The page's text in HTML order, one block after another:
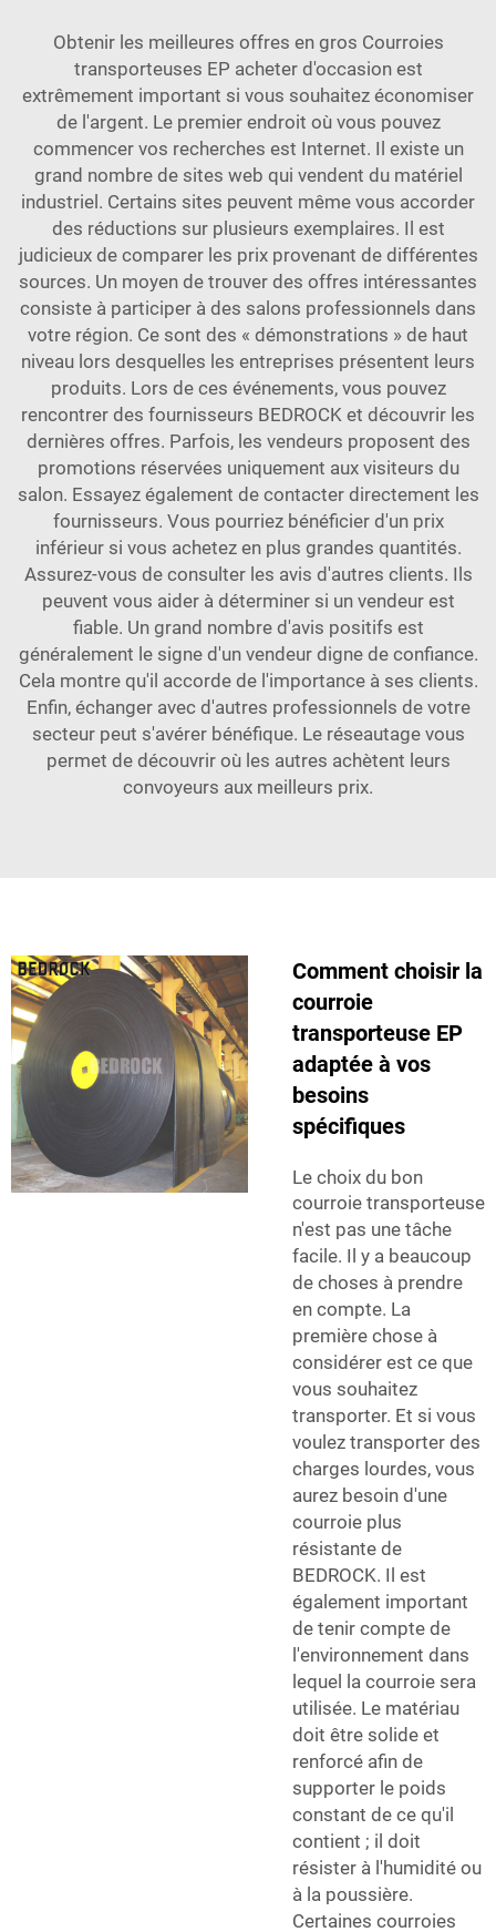
Obtenir les meilleures offres en gros Courroies
transporteuses EP acheter d'occasion est
extrêmement important si vous souhaitez économiser
de l'argent. Le premier endroit où vous pouvez
commencer vos recherches est Internet. Il existe un
grand nombre de sites web qui vendent du matériel
industriel. Certains sites peuvent même vous accorder
des réductions sur plusieurs exemplaires. Il est
judicieux de comparer les prix provenant de différentes
sources. Un moyen de trouver des offres intéressantes
consiste à participer à des salons professionnels dans
votre région. Ce sont des « démonstrations » de haut
niveau lors desquelles les entreprises présentent leurs
produits. Lors de ces événements, vous pouvez
rencontrer des fournisseurs BEDROCK et découvrir les
dernières offres. Parfois, les vendeurs proposent des
promotions réservées uniquement aux visiteurs du
salon. Essayez également de contacter directement les
fournisseurs. Vous pourriez bénéficier d'un prix
inférieur si vous achetez en plus grandes quantités.
Assurez-vous de consulter les avis d'autres clients. Ils
peuvent vous aider à déterminer si un vendeur est
fiable. Un grand nombre d'avis positifs est
généralement le signe d'un vendeur digne de confiance.
Cela montre qu'il accorde de l'importance à ses clients.
Enfin, échanger avec d'autres professionnels de votre
secteur peut s'avérer bénéfique. Le réseautage vous
permet de découvrir où les autres achètent leurs
convoyeurs aux meilleurs prix.
Comment choisir la
courroie
transporteuse EP
adaptée à vos
besoins
spécifiques
Le choix du bon
courroie transporteuse
n'est pas une tâche
facile. Il y a beaucoup
de choses à prendre
en compte. La
première chose à
considérer est ce que
vous souhaitez
transporter. Et si vous
voulez transporter des
charges lourdes, vous
aurez besoin d'une
courroie plus
résistante de
BEDROCK. Il est
également important
de tenir compte de
l'environnement dans
lequel la courroie sera
utilisée. Le matériau
doit être solide et
renforcé afin de
supporter le poids
constant de ce qu'il
contient ; il doit
résister à l'humidité ou
à la poussière.
Certaines courroies